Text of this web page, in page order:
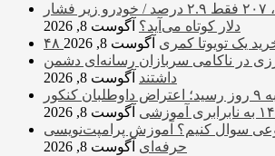
دلار ۴ درصد ریخت، ۲۰۷ فقط ۲.۹ درصد / خودرو زیر فشار
دلار کوتاه می‌آید؟ آگوست 8, 2026
یک تویوتا کمری آگوست 8, 2026
در ناکامی سربازان رسانه‌ای دشمن
داشتند آگوست 8, 2026
فاصله ۲۰ روزه به ۹ روز رسید؛ اعتراض داوطلبان کنکور
آموزشی
آگوست 8, 2026
سوال کنیم؟ آموزش پرامپت‌نویسی
حرفه‌ای آگوست 8, 2026